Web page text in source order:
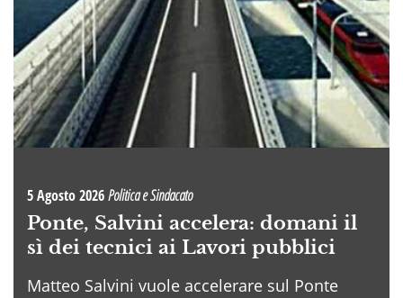
5 Agosto 2026Politica e Sindacato
Ponte, Salvini accelera: domani il
sì dei tecnici ai Lavori pubblici
Matteo Salvini vuole accelerare sul Ponte